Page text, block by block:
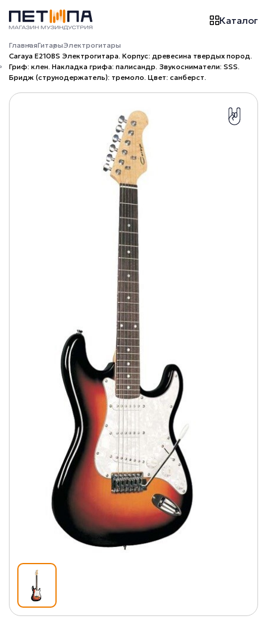
Каталог
ГлавнаяГитарыЭлектрогитары
Caraya E210BS Электрогитара. Корпус: древесина твердых пород.
Гриф: клен. Накладка грифа: палисандр. Звукосниматели: SSS.
Бридж (струнодержатель): тремоло. Цвет: санберст.